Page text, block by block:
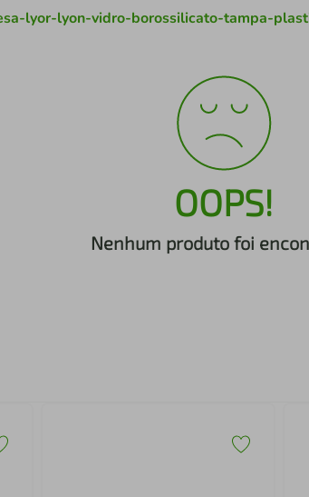
lyor-lyon-vidro-borossilicato-tampa-
OOPS!
Nenhum produto foi
cafeteira